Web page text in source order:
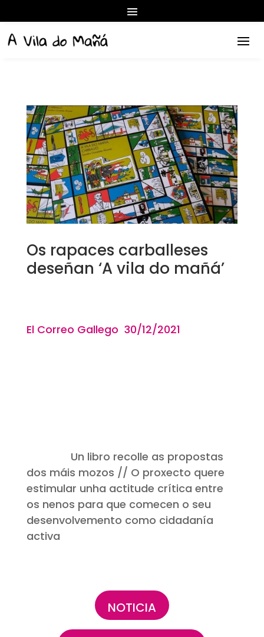
Os rapaces carballeses
deseñan ‘A vila do mañá’
El Correo Gallego 30/12/2021
Un libro recolle as propostas
dos máis mozos // O proxecto quere
estimular unha actitude crítica entre
os nenos para que comecen o seu
desenvolvemento como cidadanía
activa
NOTICIA